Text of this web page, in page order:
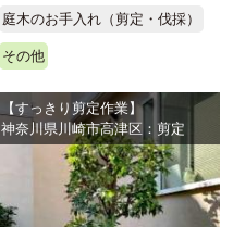
庭木のお手入れ（剪定・伐採）
その他
【すっきり剪定作業】
神奈川県川崎市高津区：剪定